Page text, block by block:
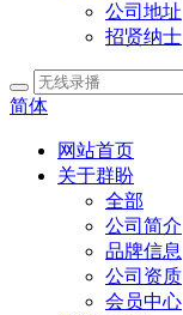
公司地址
招贤纳士
简体
网站首页
关于群盼
全部
公司简介
品牌信息
公司资质
会员中心